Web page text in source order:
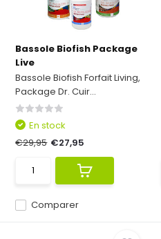
Bassole Biofish Package
Live
Bassole Biofish Forfait Living,
Package Dr. Cuir...
Comparer
En stock
€29,95 €27,95